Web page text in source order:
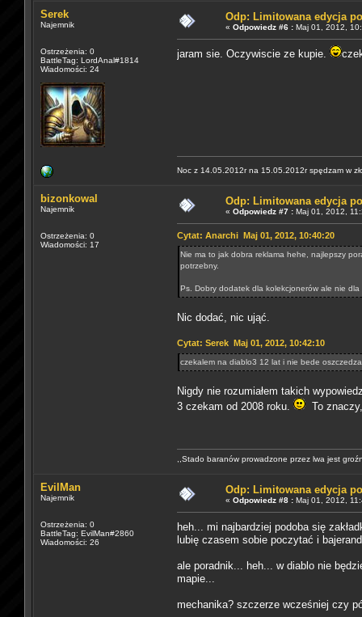
Serek
Najemnik
Ostrzeżenia: 0
BattleTag: LordAnal#1814
Wiadomości: 24
Odp: Limitowana edycja
« Odpowiedz #6 : Maj 01, 2012,
jaram sie. Oczywiscie ze kupie.
Noc z 14.05.2012r na 15.05.2012r spędzam w
bizonkowal
Najemnik
Ostrzeżenia: 0
Wiadomości: 17
Odp: Limitowana edycja
« Odpowiedz #7 : Maj 01, 2012,
Cytat: Anarchi Maj 01, 2012, 10:40:20
Nie ma to jak dobra reklama hehe, najlepszy
potrzebny.
Ps. Dobry dodatek dla kolekcjonerów ale nie dla
Nic dodać, nic ująć.
Cytat: Serek Maj 01, 2012, 10:42:10
czekalem na diablo3 12 lat i nie bede
Nigdy nie rozumiałem takich
3 czekam od 2008 roku.
To
,,Stado baranów prowadzone przez lwa jest
EvilMan
Najemnik
Ostrzeżenia: 0
BattleTag: EvilMan#2860
Wiadomości: 26
Odp: Limitowana edycja
« Odpowiedz #8 : Maj 01, 2012,
heh... mi najbardziej podoba się
lubię czasem sobie poczytać i
ale poradnik... heh... w diablo nie
mapie...
mechanika? szczerze wcześniej czy